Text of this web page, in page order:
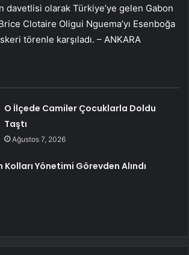
davetlisi olarak Türkiye’ye gelen Gabon
Clotaire Oligui Nguema’yı Esenboğa
törenle karşıladı. – ANKARA
O İlçede Camiler Çocuklarla Doldu
Taştı
Ağustos 7, 2026
Kolları Yönetimi Görevden Alındı